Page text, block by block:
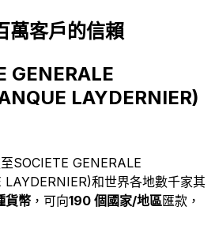
萬客戶的信賴
GENERALE
LAYDERNIER)
SOCIETE GENERALE
和世界各地數千家其
貨幣 ，可向190 個國家/地區匯款，